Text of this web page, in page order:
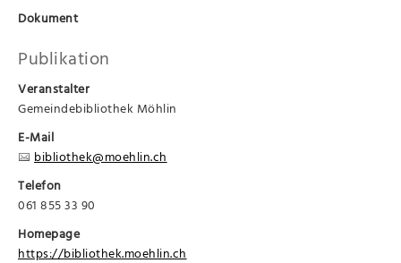
Dokument
Publikation
Veranstalter
Gemeindebibliothek Möhlin
E-Mail
bibliothek@moehlin.ch
Telefon
061 855 33 90
Homepage
https://bibliothek.moehlin.ch